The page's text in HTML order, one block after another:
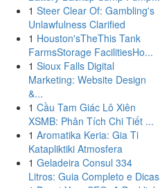
1 Steer Clear Of: Gambling's
Unlawfulness Clarified
1 Houston'sTheThis Tank
FarmsStorage FacilitiesHo...
1 Sioux Falls Digital
Marketing: Website Design
&...
1 Cầu Tam Giác Lô Xiên
XSMB: Phân Tích Chi Tiết ...
1 Aromatika Keria: Gia Ti
Katapliktiki Atmosfera
1 Geladeira Consul 334
Litros: Guia Completo e Dicas